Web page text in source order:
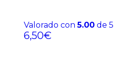
Valorado con5.00 de 5
6,50€